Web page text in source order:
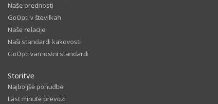
Naše prednosti
GoOpti v številkah
Naše relacije
Naši standardi kakovosti
GoOpti varnostni standardi
Storitve
Najboljše ponudbe
Last minute prevozi